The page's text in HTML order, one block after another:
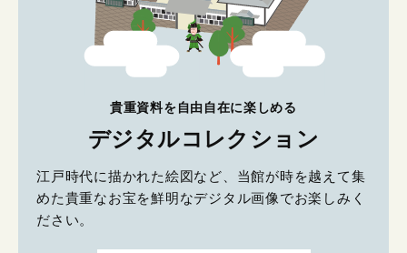
貴重資料を自由自在に楽しめる
デジタルコレクション
江戸時代に描かれた絵図など、当館が時を越えて集
めた貴重なお宝を鮮明なデジタル画像でお楽しみく
ださい。